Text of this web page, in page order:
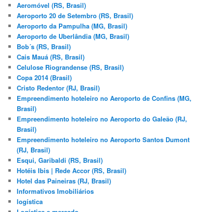
i
s
a
r
Aeromóvel (RS, Brasil)
Aeroporto 20 de Setembro (RS, Brasil)
Aeroporto da Pampulha (MG, Brasil)
Aeroporto de Uberlândia (MG, Brasil)
Bob´s (RS, Brasil)
Cais Mauá (RS, Brasil)
Celulose Riograndense (RS, Brasil)
Copa 2014 (Brasil)
Cristo Redentor (RJ, Brasil)
Empreendimento hoteleiro no Aeroporto de Confins (MG,
Brasil)
Empreendimento hoteleiro no Aeroporto do Galeão (RJ,
Brasil)
Empreendimento hoteleiro no Aeroporto Santos Dumont
(RJ, Brasil)
Esqui, Garibaldi (RS, Brasil)
Hotéis Ibis | Rede Accor (RS, Brasil)
Hotel das Paineiras (RJ, Brasil)
Informativos Imobiliários
logística